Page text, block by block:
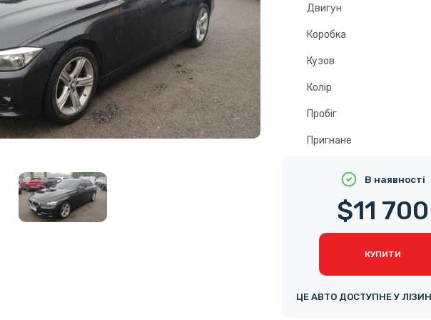
Двигун
Коробка
Кузов
Колір
Пробіг
Пригнане
В наявності
$11 700
КУПИТИ
ЦЕ АВТО ДОСТУПНЕ У